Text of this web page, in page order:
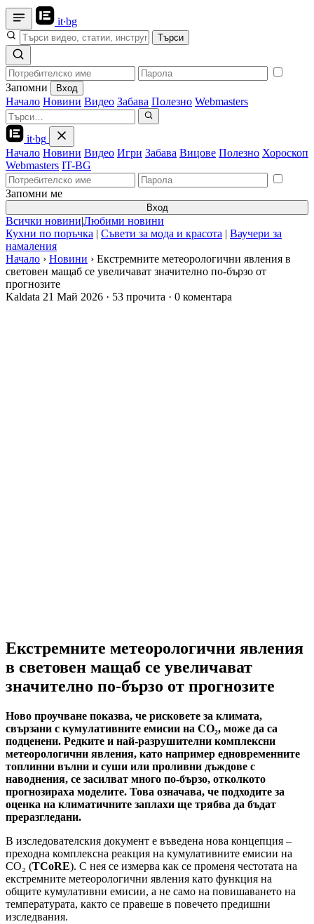
it·bg
Търси
Запомни Вход
Начало Новини Видео Забава Полезно Webmasters
it·bg
Начало Новини Видео Игри Забава Вицове Полезно Хороскоп
Webmasters IT-BG
Запомни ме
Вход
Всички новини|Любими новини
Кухни по поръчка | Съвети за мода и красота | Ваучери за
намаления
Начало › Новини › Екстремните метеорологични явления в
световен мащаб се увеличават значително по-бързо от
прогнозите
Kaldata 21 Май 2026 · 53 прочита · 0 коментара
Екстремните метеорологични явления
в световен мащаб се увеличават
значително по-бързо от прогнозите
Ново проучване показва, че рисковете за климата,
свързани с кумулативните емисии на CO₂, може да са
подценени. Редките и най-разрушителни комплексни
метеорологични явления, като например едновременните
топлинни вълни и суши или проливни дъждове с
наводнения, се засилват много по-бързо, отколкото
прогнозираха моделите. Това означава, че подходите за
оценка на климатичните заплахи ще трябва да бъдат
преразгледани.
В изследователския документ е въведена нова концепция –
преходна комплексна реакция на кумулативните емисии на
CO₂ (TCoRE). С нея се измерва как се променя честотата на
екстремните метеорологични явления като функция на
общите кумулативни емисии, а не само на повишаването на
температурата, както се правеше в повечето предишни
изследвания.